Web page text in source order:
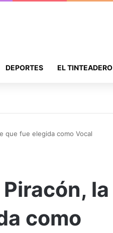
DEPORTES EL TINTEADERO
que fue elegida como Vocal
la
como